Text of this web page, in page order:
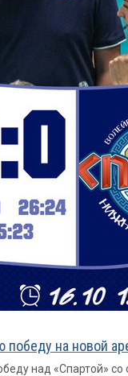
на новой
над «Спартой» со